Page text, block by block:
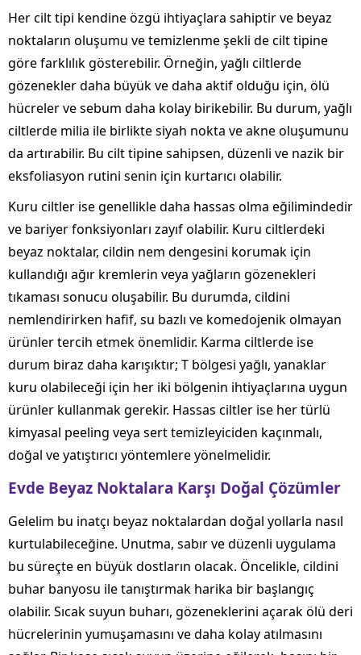
Her cilt tipi kendine özgü ihtiyaçlara sahiptir ve beyaz
noktaların oluşumu ve temizlenme şekli de cilt tipine
göre farklılık gösterebilir. Örneğin, yağlı ciltlerde
gözenekler daha büyük ve daha aktif olduğu için, ölü
hücreler ve sebum daha kolay birikebilir. Bu durum, yağlı
ciltlerde milia ile birlikte siyah nokta ve akne oluşumunu
da artırabilir. Bu cilt tipine sahipsen, düzenli ve nazik bir
eksfoliasyon rutini senin için kurtarıcı olabilir.
Kuru ciltler ise genellikle daha hassas olma eğilimindedir
ve bariyer fonksiyonları zayıf olabilir. Kuru ciltlerdeki
beyaz noktalar, cildin nem dengesini korumak için
kullandığı ağır kremlerin veya yağların gözenekleri
tıkaması sonucu oluşabilir. Bu durumda, cildini
nemlendirirken hafif, su bazlı ve komedojenik olmayan
ürünler tercih etmek önemlidir. Karma ciltlerde ise
durum biraz daha karışıktır; T bölgesi yağlı, yanaklar
kuru olabileceği için her iki bölgenin ihtiyaçlarına uygun
ürünler kullanmak gerekir. Hassas ciltler ise her türlü
kimyasal peeling veya sert temizleyiciden kaçınmalı,
doğal ve yatıştırıcı yöntemlere yönelmelidir.
Evde Beyaz Noktalara Karşı Doğal Çözümler
Gelelim bu inatçı beyaz noktalardan doğal yollarla nasıl
kurtulabileceğine. Unutma, sabır ve düzenli uygulama
bu süreçte en büyük dostların olacak. Öncelikle, cildini
buhar banyosu ile tanıştırmak harika bir başlangıç
olabilir. Sıcak suyun buharı, gözeneklerini açarak ölü deri
hücrelerinin yumuşamasını ve daha kolay atılmasını